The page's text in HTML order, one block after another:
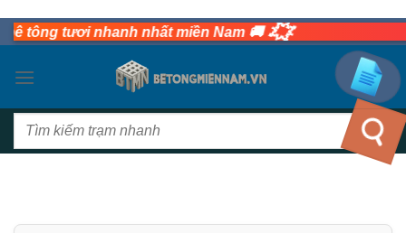
Bỏ
nội
tươi nhanh nhất miền Nam 🚚 💥
Tìm